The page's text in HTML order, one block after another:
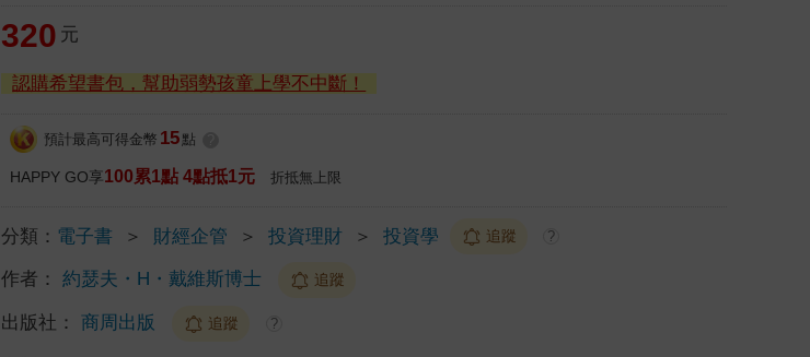
320 元
認購希望書包，幫助弱勢孩童上學不中斷！
預計最高可得金幣 15 點
HAPPY GO享100累1點 4點抵1元 折抵無上限
分類： 電子書 ＞ 財經企管 ＞ 投資理財 ＞ 投資學 追蹤 ?
作者： 約瑟夫・H・戴維斯博士 追蹤
出版社： 商周出版 追蹤 ?